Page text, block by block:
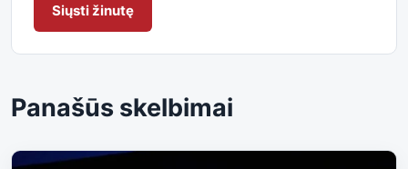
Siųsti žinutę
Panašūs skelbimai